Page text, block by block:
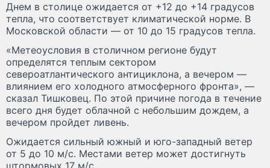
Днем в столице ожидается от +12 до +14 градусов
тепла, что соответствует климатической норме. В
Московской области — от 10 до 15 градусов тепла.
«Метеоусловия в столичном регионе будут
определятся теплым сектором
североатлантического антициклона, а вечером —
влиянием его холодного атмосферного фронта», —
сказал Тишковец. По этой причине погода в течение
всего дня будет облачной с небольшим дождем, а
вечером пройдет ливень.
Ожидается сильный южный и юго-западный ветер
от 5 до 10 м/с. Местами ветер может достигнуть